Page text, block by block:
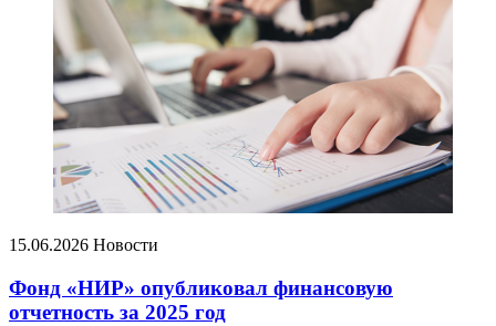
15.06.2026 Новости
Фонд «НИР» опубликовал финансовую
отчетность за 2025 год